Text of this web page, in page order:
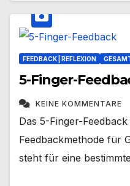
FEEDBACK | REFLEXION
5-Finger-
KEINE KOMMENTARE
Das 5-Finger-
Feedbackmethode für
steht für eine